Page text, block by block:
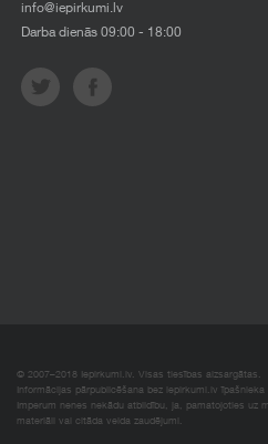
info@iepirkumi.lv
Darba dienās 09:00 - 18:00
© 2007–2018 Iepirkumi.lv. Visas tiesības aizsargātas.
Informācijas pārpublicēšana bez iepirkumi.lv
Imperum nenes nekādu atbildību, ja, pamatojoties uz
materiāli vai citāda veida zaudējumi.